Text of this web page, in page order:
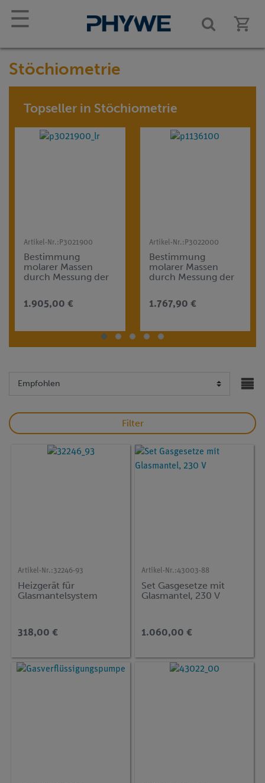
☰
Stöchiometrie
Topseller in Stöchiometrie
Artikel-Nr.: P3021900
Bestimmung
molarer Massen
durch Messung der
1.905,00 €
Artikel-Nr.: P3022000
Bestimmung
molarer Massen
durch Messung der
igung (Kryoskopie)
1.767,90 €
Filter
Artikel-Nr.:32246-93
Heizgerät für
Glasmantelsystem
318,00 €
Artikel-Nr.:43003-88
Set Gasgesetze mit
Glasmantel, 230 V
1.060,00 €